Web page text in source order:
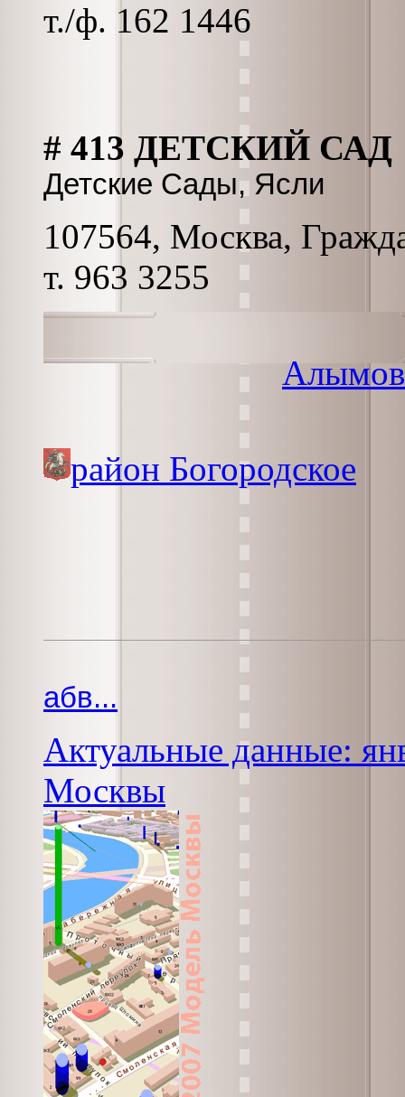
т./ф. 162 1446
# 413 ДЕТСКИЙ САД
Детские Сады, Ясли
107564, Москва,
т. 963 3255
Алымов
район Богородское
абв...
Актуальные данные:
Москвы